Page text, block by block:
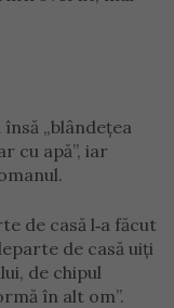
„blândețea
cu apă”, iar
de casă l‑a făcut
de casă uiți
de chipul
în alt om”.